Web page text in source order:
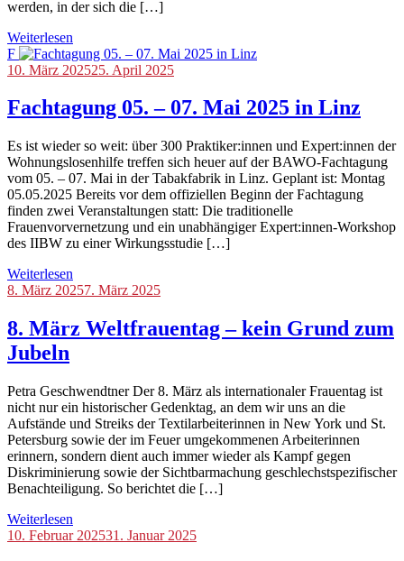
werden, in der sich die […]
Weiterlesen
F
Blog,
10. März 202525. April 2025
Fachtagung 05. – 07. Mai 2025 in Linz
Es ist wieder so weit: über 300 Praktiker:innen und Expert:innen der
Wohnungslosenhilfe treffen sich heuer auf der BAWO-Fachtagung
vom 05. – 07. Mai in der Tabakfabrik in Linz. Geplant ist: Montag
05.05.2025 Bereits vor dem offiziellen Beginn der Fachtagung
finden zwei Veranstaltungen statt: Die traditionelle
Frauenvorvernetzung und ein unabhängiger Expert:innen-Workshop
des IIBW zu einer Wirkungsstudie […]
Weiterlesen
Blog
8. März 20257. März 2025
8. März Weltfrauentag – kein Grund zum
Jubeln
Petra Geschwendtner Der 8. März als internationaler Frauentag ist
nicht nur ein historischer Gedenktag, an dem wir uns an die
Aufstände und Streiks der Textilarbeiterinnen in New York und St.
Petersburg sowie der im Feuer umgekommenen Arbeiterinnen
erinnern, sondern dient auch immer wieder als Kampf gegen
Diskriminierung sowie der Sichtbarmachung geschlechstspezifischer
Benachteiligung. So berichtet die […]
Weiterlesen
Blog
10. Februar 202531. Januar 2025